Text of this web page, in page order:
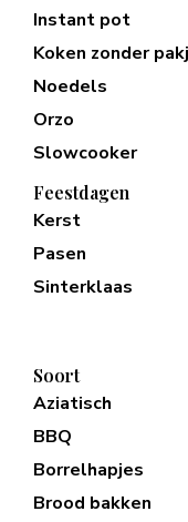
Instant pot
Koken zonder
Noedels
Orzo
Slowcooker
Feestdagen
Kerst
Pasen
Sinterklaas
Soort
Aziatisch
BBQ
Borrelhapjes
Brood bakken